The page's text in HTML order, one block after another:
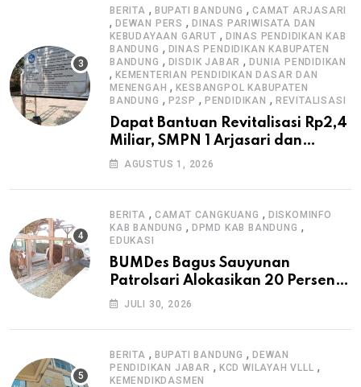
BERITA , BUPATI BANDUNG ,CAMAT ARJASARI
, DEWAN PERS , DINAS PARIWISATA DAN
KEBUDAYAAN GARUT , DINAS PENDIDIKAN KAB
BANDUNG , DINAS PENDIDIKAN KABUPATEN
BANDUNG , DISDIK JABAR ,DUNIA PENDIDIKAN
, KEMENTERIAN PENDIDIKAN DASAR DAN
MENENGAH ,KESBANGPOL KABUPATEN
BANDUNG , P2SP , PENDIDIKAN , REVITALISASI
Dapat Bantuan Revitalisasi Rp2,4
Miliar, SMPN 1 Arjasari dan
Masyarakat Sambut Antusias
AGUSTUS 1, 2026
BERITA , CAMAT CANGKUANG , DISKOMINFO
KAB BANDUNG , DPMD KAB BANDUNG ,
EDUKASI
BUMDes Bagus Sauyunan
Patrolsari Alokasikan 20 Persen
Dana Desa untuk Ketahanan
JULI 30, 2026
BERITA , BUPATI BANDUNG ,DEWAN
PENDIDIKAN JABAR , KCD WILAYAH VLLL ,
KEMENDIKDASMEN